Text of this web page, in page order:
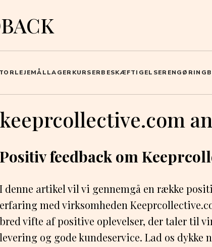
LEJEMÅLLAGERKURSERBESKÆFTIGELSERENGØRING
keeprcollective.com
Positiv feedback om
I denne artikel vil vi gennemgå en række
erfaring med virksomheden
bred vifte af positive oplevelser, der taler til
levering og gode kundeservice. Lad os dykke